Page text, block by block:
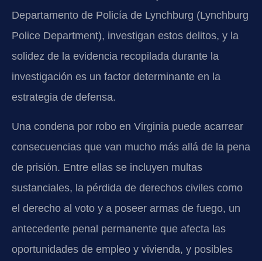
Departamento de Policía de Lynchburg (Lynchburg
Police Department), investigan estos delitos, y la
solidez de la evidencia recopilada durante la
investigación es un factor determinante en la
estrategia de defensa.
Una condena por robo en Virginia puede acarrear
consecuencias que van mucho más allá de la pena
de prisión. Entre ellas se incluyen multas
sustanciales, la pérdida de derechos civiles como
el derecho al voto y a poseer armas de fuego, un
antecedente penal permanente que afecta las
oportunidades de empleo y vivienda, y posibles